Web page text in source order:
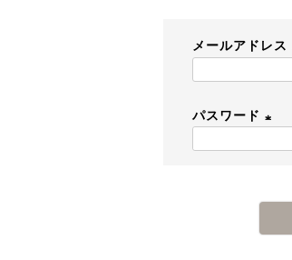
メールアドレス
パスワード